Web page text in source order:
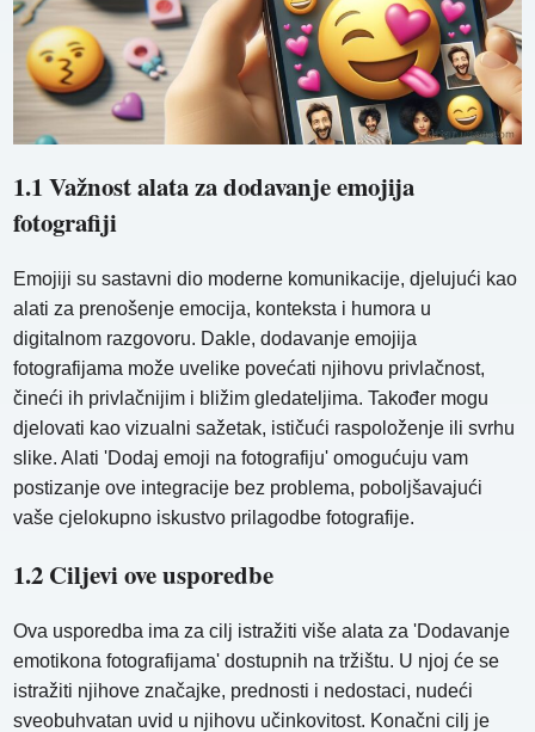
1.1 Važnost alata za dodavanje emojija
fotografiji
Emojiji su sastavni dio moderne komunikacije, djelujući kao
alati za prenošenje emocija, konteksta i humora u
digitalnom razgovoru. Dakle, dodavanje emojija
fotografijama može uvelike povećati njihovu privlačnost,
čineći ih privlačnijim i bližim gledateljima. Također mogu
djelovati kao vizualni sažetak, ističući raspoloženje ili svrhu
slike. Alati 'Dodaj emoji na fotografiju' omogućuju vam
postizanje ove integracije bez problema, poboljšavajući
vaše cjelokupno iskustvo prilagodbe fotografije.
1.2 Ciljevi ove usporedbe
Ova usporedba ima za cilj istražiti više alata za 'Dodavanje
emotikona fotografijama' dostupnih na tržištu. U njoj će se
istražiti njihove značajke, prednosti i nedostaci, nudeći
sveobuhvatan uvid u njihovu učinkovitost. Konačni cilj je